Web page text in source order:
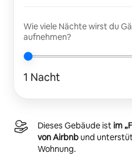
Wie viele Nächte wirst du
aufnehmen?
1 Nacht
Dieses Gebäude istim
von Airbnbund
Wohnung.